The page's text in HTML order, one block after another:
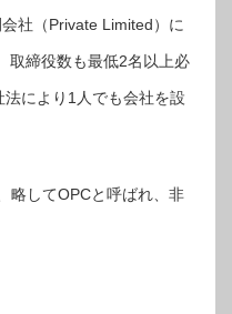
社（Private Limited）に
取締役数も最低2名以上必
により1人でも会社を設
略してOPCと呼ばれ、非